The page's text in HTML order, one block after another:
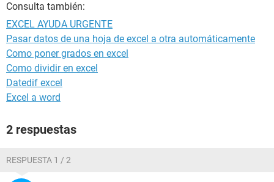
Consulta también:
EXCEL AYUDA URGENTE
Pasar datos de una hoja de excel a otra automáticamente
Como poner grados en excel
Como dividir en excel
Datedif excel
Excel a word
2 respuestas
RESPUESTA 1 / 2